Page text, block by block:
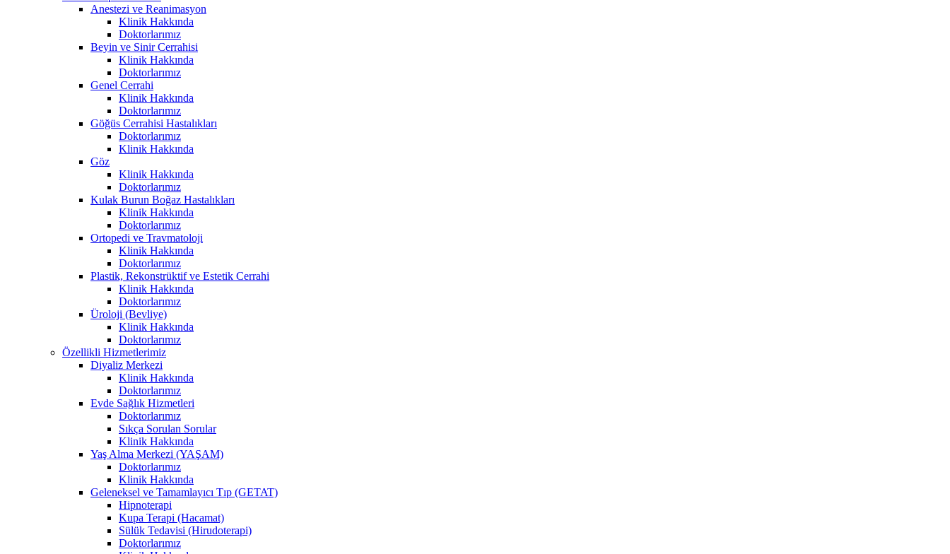
Anestezi ve Reanimasyon
Klinik Hakkında
Doktorlarımız
Beyin ve Sinir Cerrahisi
Klinik Hakkında
Doktorlarımız
Genel Cerrahi
Klinik Hakkında
Doktorlarımız
Göğüs Cerrahisi Hastalıkları
Doktorlarımız
Klinik Hakkında
Göz
Klinik Hakkında
Doktorlarımız
Kulak Burun Boğaz Hastalıkları
Klinik Hakkında
Doktorlarımız
Ortopedi ve Travmatoloji
Klinik Hakkında
Doktorlarımız
Plastik, Rekonstrüktif ve Estetik Cerrahi
Klinik Hakkında
Doktorlarımız
Üroloji (Bevliye)
Klinik Hakkında
Doktorlarımız
Özellikli Hizmetlerimiz
Diyaliz Merkezi
Klinik Hakkında
Doktorlarımız
Evde Sağlık Hizmetleri
Doktorlarımız
Sıkça Sorulan Sorular
Klinik Hakkında
Yaş Alma Merkezi (YAŞAM)
Doktorlarımız
Klinik Hakkında
Geleneksel ve Tamamlayıcı Tıp (GETAT)
Hipnoterapi
Kupa Terapi (Hacamat)
Sülük Tedavisi (Hirudoterapi)
Doktorlarımız